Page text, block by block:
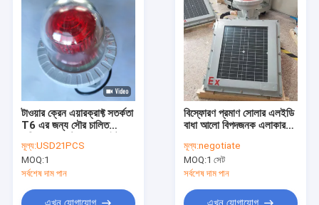
টাওয়ার ক্রেন এয়ারক্রাফ্ট সতর্কতা
T6 এর জন্য সৌর চালিত
মূল্য:USD21PCS
MOQ:1
সর্বশেষ দাম পান
বিস্ফোরণ প্রমাণ সোলার এলইডি
বাধা আলো বিপদজনক এলাকার
মূল্য:negotiate
MOQ:1 সেট
সর্বশেষ দাম পান